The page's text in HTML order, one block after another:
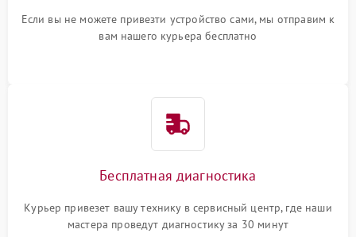
Если вы не можете привезти устройство сами, мы отправим к
вам нашего курьера бесплатно
Бесплатная диагностика
Курьер привезет вашу технику в сервисный центр, где наши
мастера проведут диагностику за 30 минут